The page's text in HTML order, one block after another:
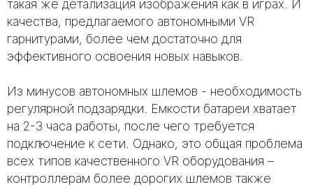
такая же детализация изображения как в играх. И
качества, предлагаемого автономными VR
гарнитурами, более чем достаточно для
эффективного освоения новых навыков.
Из минусов автономных шлемов - необходимость
регулярной подзарядки. Емкости батареи хватает
на 2-3 часа работы, после чего требуется
подключение к сети. Однако, это общая проблема
всех типов качественного VR оборудования –
контроллерам более дорогих шлемов также